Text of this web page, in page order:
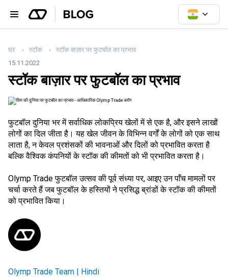
घर स्टॉक
स्टॉक बाज़ार पर फुटबॉल का प्रभाव
15.11.2022
स्टॉक बाज़ार पर फुटबॉल का प्रभाव
फुटबॉल दुनिया भर में सर्वाधिक लोकप्रिय खेलों में से एक है, और इसने लाखों
लोगों का दिल जीता है। यह खेल जीवन के विभिन्न वर्गों के लोगों को एक साथ
लाता है, न केवल प्रशंसकों की भावनाओं और दिलों को प्रभावित करता है
बल्कि वैश्विक कंपनियों के स्टॉक की कीमतों को भी प्रभावित करता है।
Olymp Trade फुटबॉल उत्सव की पूर्व संध्या पर, आइए उन पाँच मामलों पर
चर्चा करते हैं जब फुटबॉल के हस्तियों ने प्रसिद्ध ब्रांडों के स्टॉक की कीमतों
को प्रभावित किया।
Olymp Trade Team | Hindi